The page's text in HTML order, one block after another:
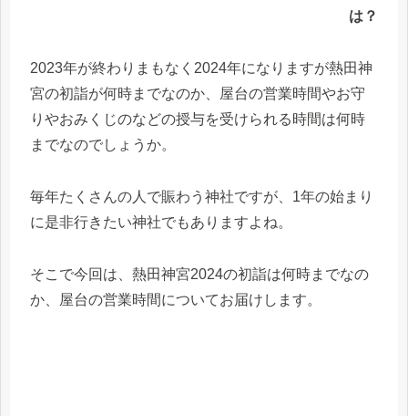
は？
2023年が終わりまもなく2024年になりますが熱田神
宮の初詣が何時までなのか、屋台の営業時間やお守
りやおみくじのなどの授与を受けられる時間は何時
までなのでしょうか。
毎年たくさんの人で賑わう神社ですが、1年の始まり
に是非行きたい神社でもありますよね。
そこで今回は、熱田神宮2024の初詣は何時までなの
か、屋台の営業時間についてお届けします。